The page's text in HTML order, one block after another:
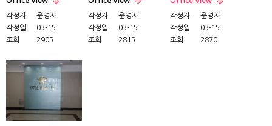
작성자
운영자
작성일
03-15
조회
2905
작성자
운영자
작성일
03-15
조회
2815
작성자
운영자
작성일
03-15
조회
2870